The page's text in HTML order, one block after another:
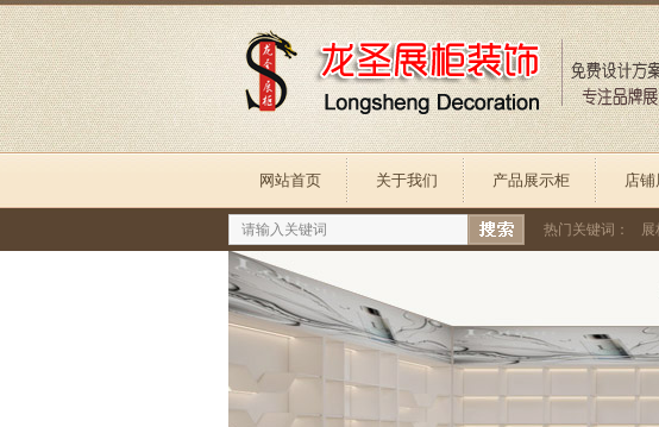
网站首页 关于我们 产品展示柜 店
热门关键词： 展